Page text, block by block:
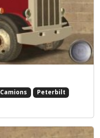
Camions
Peterbilt